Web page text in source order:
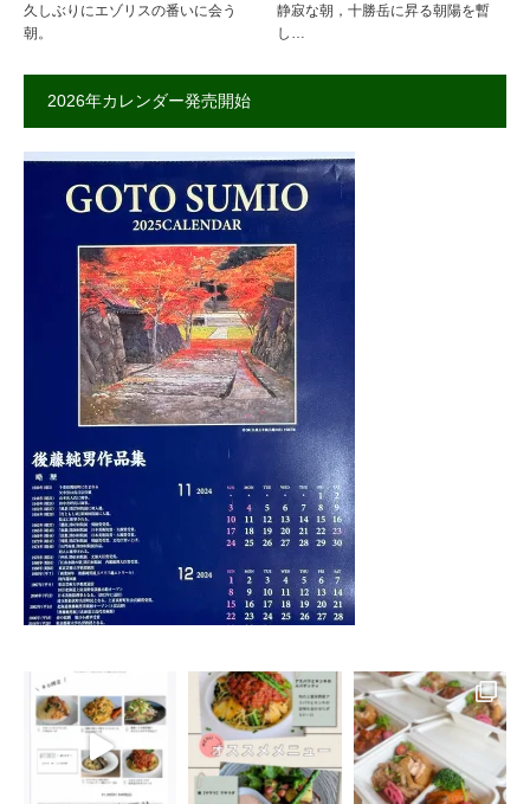
久しぶりにエゾリスの番いに会う
朝。
静寂な朝，十勝岳に昇る朝陽を暫
し…
2026年カレンダー発売開始